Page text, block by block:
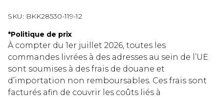
SKU: BKK28530-119-12
*Politique de prix
À compter du 1er juillet 2026, toutes les
commandes livrées à des adresses au sein de l’UE
sont soumises à des frais de douane et
d’importation non remboursables. Ces frais sont
facturés afin de couvrir les coûts liés à